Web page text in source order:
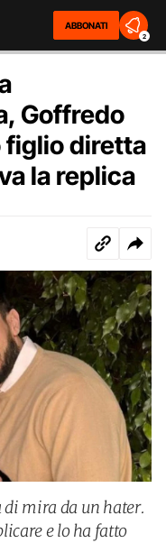
ABBONATI
2
Goffredo
figlio diretta
la replica
di mira da un hater.
e lo ha fatto